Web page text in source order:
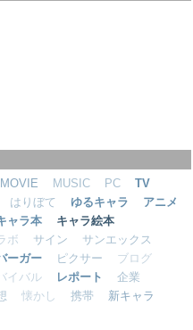
MOVIE MUSIC PC
TV
はりぼて ゆるキャラ
アニメ
ャラ本
キャラ絵本
ボ サイン
サンエックス
ーガー ピクサー
ブログ
イバル レポート
企業
懐かし 携帯
新キャラ